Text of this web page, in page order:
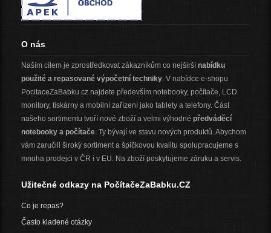
O nás
Naším cílem je zprostředkovat zákazníkům co nejširší nabídku
použité a repasované výpočetní techniky. V nabídce e-shopu
PocitaceZaBabku.cz najdete především notebooky, počítače, LCD
monitory, tiskárny a mobilní zařízení jako tablety a telefony. Část
našeho sortimentu tvoří nové zboží a velmi výhodné předváděcí
notebooky a počítače. Ty bývají ve stavu nových produktů. Abychom
vám zaručili široký sortiment a špičkovou kvalitu spolupracujeme s
mnoha prodejci v ČR i v EU. Na zboží poskytujeme záruku a servis.
Užitečné odkazy na PočítačeZaBabku.CZ
Co je repas?
Často kladené otázky